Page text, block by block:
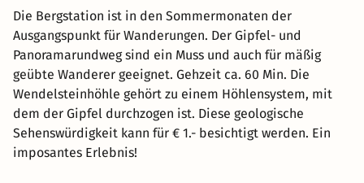
Die Bergstation ist in den Sommermonaten der
Ausgangspunkt für Wanderungen. Der Gipfel- und
Panoramarundweg sind ein Muss und auch für mäßig
geübte Wanderer geeignet. Gehzeit ca. 60 Min. Die
Wendelsteinhöhle gehört zu einem Höhlensystem, mit
dem der Gipfel durchzogen ist. Diese geologische
Sehenswürdigkeit kann für € 1.- besichtigt werden. Ein
imposantes Erlebnis!